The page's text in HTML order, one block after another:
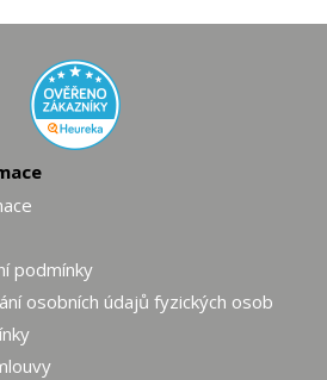
podmínky
osobních údajů fyzických osob